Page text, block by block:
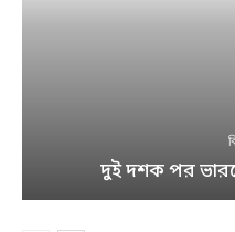
দুই দশক পর